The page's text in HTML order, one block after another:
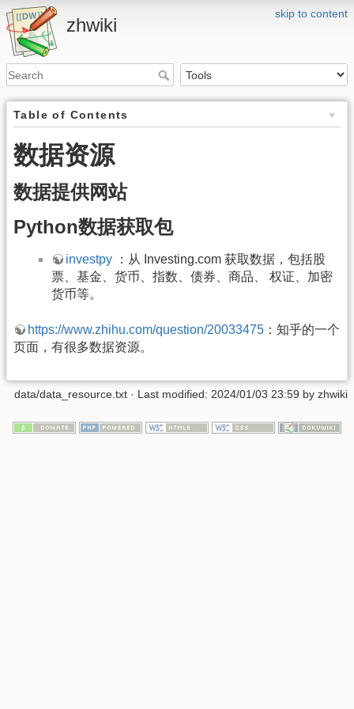
skip to content
zhwiki
Table of Contents
数据资源
数据提供网站
Python数据获取包
investpy
：从 Investing.com 获取数据，包括股
票、基金、货币、指数、债券、商品、 权证、加密
货币等。
https://www.zhihu.com/question/20033475 ：知乎的一个
页面，有很多数据资源。
data/data_resource.txt · Last modified: 2024/01/03 23:59 by zhwiki